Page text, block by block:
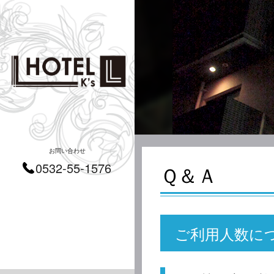
お問い合わせ
0532-55-1576 Ｑ＆Ａ
ご利用人数に